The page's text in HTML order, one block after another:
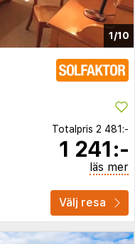
1/10
Totalpris 2 481:-
1 241:-
läs mer
Välj resa